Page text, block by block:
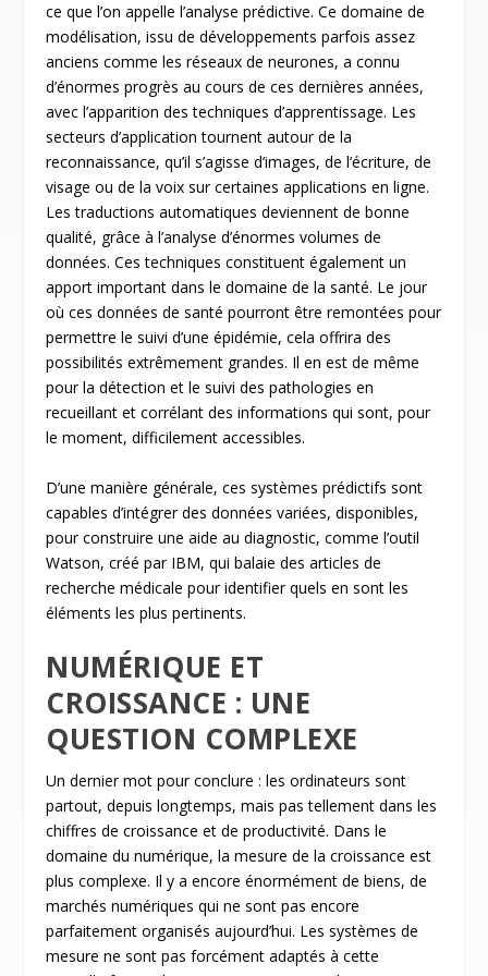
ce que l’on appelle l’analyse prédictive. Ce domaine de
modélisation, issu de développements parfois assez
anciens comme les réseaux de neurones, a connu
d’énormes progrès au cours de ces dernières années,
avec l’apparition des techniques d’apprentissage. Les
secteurs d’application tournent autour de la
reconnaissance, qu’il s’agisse d’images, de l’écriture, de
visage ou de la voix sur certaines applications en ligne.
Les traductions automatiques deviennent de bonne
qualité, grâce à l’analyse d’énormes volumes de
données. Ces techniques constituent également un
apport important dans le domaine de la santé. Le jour
où ces données de santé pourront être remontées pour
permettre le suivi d’une épidémie, cela offrira des
possibilités extrêmement grandes. Il en est de même
pour la détection et le suivi des pathologies en
recueillant et corrélant des informations qui sont, pour
le moment, difficilement accessibles.
D’une manière générale, ces systèmes prédictifs sont
capables d’intégrer des données variées, disponibles,
pour construire une aide au diagnostic, comme l’outil
Watson, créé par IBM, qui balaie des articles de
recherche médicale pour identifier quels en sont les
éléments les plus pertinents.
NUMÉRIQUE ET
CROISSANCE : UNE
QUESTION COMPLEXE
Un dernier mot pour conclure : les ordinateurs sont
partout, depuis longtemps, mais pas tellement dans les
chiffres de croissance et de productivité. Dans le
domaine du numérique, la mesure de la croissance est
plus complexe. Il y a encore énormément de biens, de
marchés numériques qui ne sont pas encore
parfaitement organisés aujourd’hui. Les systèmes de
mesure ne sont pas forcément adaptés à cette